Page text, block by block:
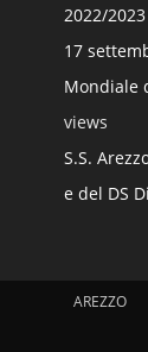
2022/
17
Mondiale
views
S.S.
e del DS
AREZZO